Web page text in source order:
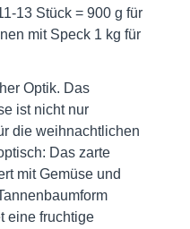
13 Stück = 900 g für
mit Speck 1 kg für
Optik. Das
ist nicht nur
die weihnachtlichen
Das zarte
mit Gemüse und
eine fruchtige